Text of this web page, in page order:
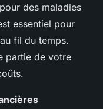
des maladies
essentiel pour
fil du temps.
partie de votre